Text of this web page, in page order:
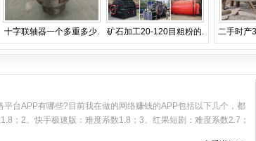
十字联轴器一个多重多少. 矿石加工20-120目粗粉的. 二手时产
台APP有哪些?目前我在做的网络赚钱的APP包括以下几个，都
；2、快手极速版：难度系数1.8；3、红果短剧：难度系数2.7；